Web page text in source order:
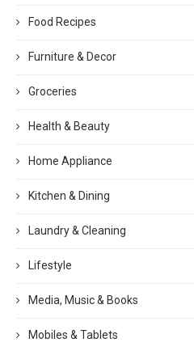
Food Recipes
Furniture & Decor
Groceries
Health & Beauty
Home Appliance
Kitchen & Dining
Laundry & Cleaning
Lifestyle
Media, Music & Books
Mobiles & Tablets